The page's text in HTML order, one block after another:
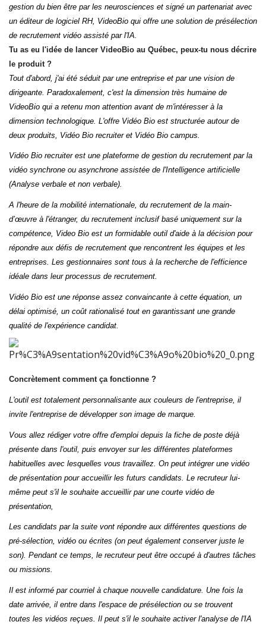
gestion du bien être par les neurosciences et signé un partenariat avec
un éditeur de logiciel RH, VideoBio qui offre une solution de présélection
de recrutement vidéo assisté par l'IA.
Tu as eu l'idée de lancer VideoBio au Québec, peux-tu nous décrire
le produit ?
Tout d'abord, j'ai été séduit par une entreprise et par une vision de
dirigeante. Paradoxalement, c'est la dimension très humaine de
VideoBio qui a retenu mon attention avant de m'intéresser à la
dimension technologique. L'offre Vidéo Bio est structurée autour de
deux produits, Vidéo Bio recruiter et Vidéo Bio campus.
Vidéo Bio recruiter est une plateforme de gestion du recrutement par la
vidéo synchrone ou asynchrone assistée de l'Intelligence artificielle
(Analyse verbale et non verbale).
A l'heure de la mobilité internationale, du recrutement de la main-
d’œuvre à l'étranger, du recrutement inclusif basé uniquement sur la
compétence, Video Bio est un formidable outil d'aide à la décision pour
répondre aux défis de recrutement que rencontrent les équipes et les
entreprises. Les gestionnaires sont tous à la recherche de l'efficience
idéale dans leur processus de recrutement.
Vidéo Bio est une réponse assez convaincante à cette équation, un
délai optimisé, un coût rationalisé tout en garantissant une grande
qualité de l'expérience candidat.
Concrètement comment ça fonctionne ?
L'outil est totalement personnalisante aux couleurs de l'entreprise, il
invite l'entreprise de développer son image de marque.
Vous allez rédiger votre offre d'emploi depuis la fiche de poste déjà
présente dans l'outil, puis envoyer sur les différentes plateformes
habituelles avec lesquelles vous travaillez. On peut intégrer une vidéo
de présentation pour accueillir les futurs candidats. Le recruteur lui-
même peut s'il le souhaite accueillir par une courte vidéo de
présentation,
Les candidats par la suite vont répondre aux différentes questions de
pré-sélection, vidéo ou écrites (on peut également conserver juste le
son). Pendant ce temps, le recruteur peut être occupé à d'autres tâches
ou missions.
Il est informé par courriel à chaque nouvelle candidature. Une fois la
date arrivée, il entre dans l'espace de présélection ou se trouvent
toutes les vidéos reçues. Il peut s'il le souhaite activer l'analyse de l'IA